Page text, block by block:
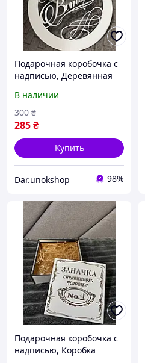
Подарочная коробочка с
надписью, Деревянная
В наличии
285₴
300 ₴
Купить
Dar.unokshop 98%
Подарочная коробочка с
надписью, Коробка